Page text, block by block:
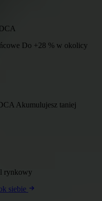
Do +28 % w okolicy
Akumulujesz taniej
rynkowy
siebie